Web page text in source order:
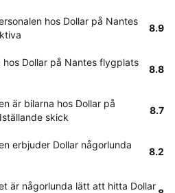
hos Dollar på Nantes
8.9
Dollar på Nantes flygplats
8.8
är bilarna hos Dollar på
skick
8.7
erbjuder Dollar någorlunda
8.2
är någorlunda lätt att hitta Dollar